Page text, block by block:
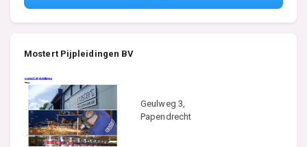
Mostert Pijpleidingen BV
Geulweg 3,
Papendrecht